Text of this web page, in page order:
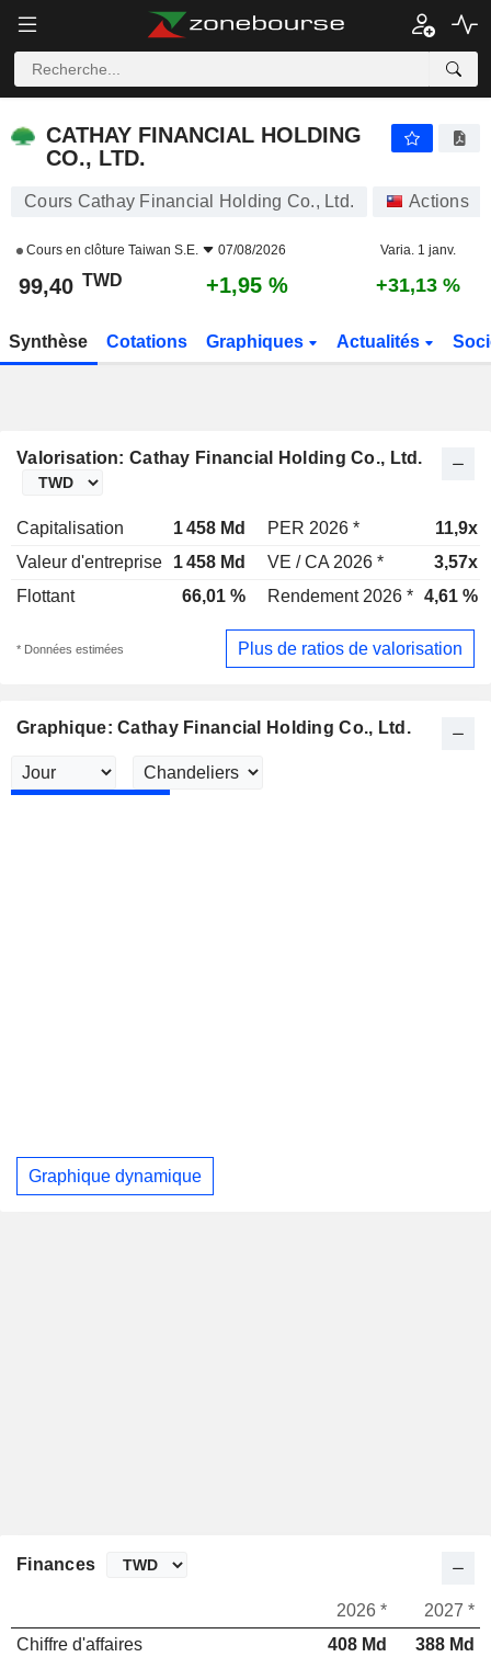
CATHAY FINANCIAL HOLDING
CO., LTD.
Cours Cathay Financial Holding Co., Ltd. Actions
Cours en clôture Taiwan S.E. 07/08/2026 Varia. 1 janv.
99,40 TWD +1,95 % +31,13 %
Synthèse Cotations Graphiques Actualités
Valorisation: Cathay Financial Holding Co., Ltd.
Capitalisation 1 458 Md PER 2026 *
11,9x
Valeur d'entreprise
1 458 Md VE / CA 2026 *
3,57x
Flottant
66,01 % Rendement 2026 * 4,61 %
* Données estimées Plus de ratios de valorisation
Graphique: Cathay Financial Holding Co., Ltd.
Graphique dynamique
Finances
2026 *
2027 *
Chiffre d'affaires
408 Md
388 Md